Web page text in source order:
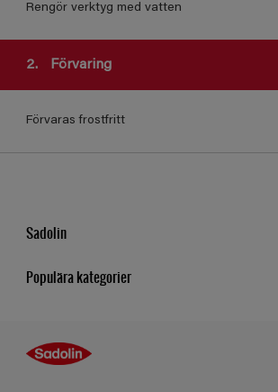
Rengör verktyg med vatten
2. Förvaring
Förvaras frostfritt
Sadolin
Populära kategorier
Kulörer